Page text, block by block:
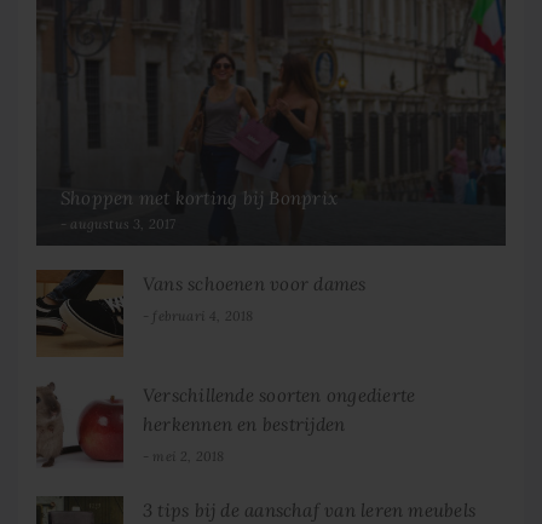
Shoppen met korting bij Bonprix
augustus 3, 2017
Vans schoenen voor dames
februari 4, 2018
Verschillende soorten ongedierte
herkennen en bestrijden
mei 2, 2018
3 tips bij de aanschaf van leren meubels